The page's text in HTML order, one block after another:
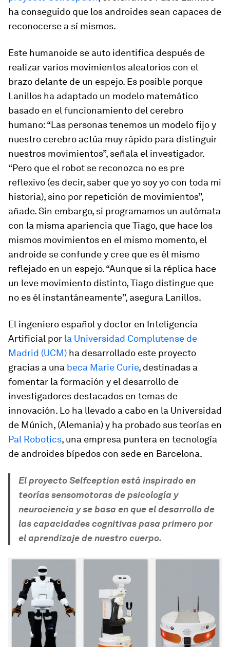
ha conseguido que los androides sean capaces de
reconocerse a sí mismos.
Este humanoide se auto identifica después de
realizar varios movimientos aleatorios con el
brazo delante de un espejo. Es posible porque
Lanillos ha adaptado un modelo matemático
basado en el funcionamiento del cerebro
humano: “Las personas tenemos un modelo fijo y
nuestro cerebro actúa muy rápido para distinguir
nuestros movimientos”, señala el investigador.
“Pero que el robot se reconozca no es pre
reflexivo (es decir, saber que yo soy yo con toda mi
historia), sino por repetición de movimientos”,
añade. Sin embargo, si programamos un autómata
con la misma apariencia que Tiago, que hace los
mismos movimientos en el mismo momento, el
androide se confunde y cree que es él mismo
reflejado en un espejo. “Aunque si la réplica hace
un leve movimiento distinto, Tiago distingue que
no es él instantáneamente”, asegura Lanillos.
El ingeniero español y doctor en Inteligencia
Artificial por la Universidad Complutense de
Madrid (UCM) ha desarrollado este proyecto
gracias a una beca Marie Curie, destinadas a
fomentar la formación y el desarrollo de
investigadores destacados en temas de
innovación. Lo ha llevado a cabo en la Universidad
de Múnich, (Alemania) y ha probado sus teorías en
Pal Robotics, una empresa puntera en tecnología
de androides bípedos con sede en Barcelona.
El proyectoSelfceptionestá inspirado en
teorías sensomotoras de psicología y
neurociencia y se basa en que el desarrollo de
las capacidades cognitivas pasa primero por
el aprendizaje de nuestro cuerpo.